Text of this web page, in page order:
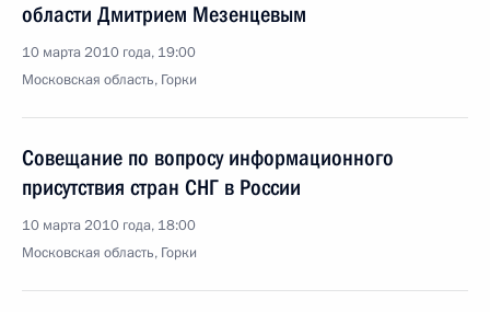
области Дмитрием Мезенцевым
10 марта 2010 года, 19:00
Московская область, Горки
Совещание по вопросу информационного
присутствия стран СНГ в России
10 марта 2010 года, 18:00
Московская область, Горки